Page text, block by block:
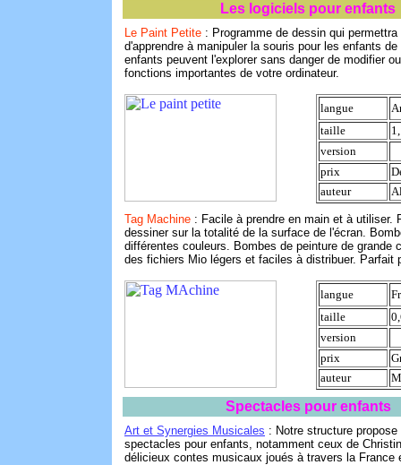
Les logiciels pour enfants
Le Paint Petite : Programme de dessin qui
d'apprendre à manipuler la souris pour les enfants
enfants peuvent l'explorer sans danger de modifier
fonctions importantes de votre ordinateur.
langue
taille
version
prix
auteur
Tag Machine : Facile à prendre en main et à utiliser.
dessiner sur la totalité de la surface de l'écran.
différentes couleurs. Bombes de peinture de grande
des fichiers Mio légers et faciles à distribuer. Parfait
langue
taille
version
prix
auteur
Spectacles pour enfants
Art et Synergies Musicales : Notre structure propose
spectacles pour enfants, notamment ceux de
délicieux contes musicaux joués à travers la France